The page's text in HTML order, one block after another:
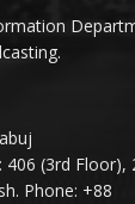
406 (3rd
Phone: +88